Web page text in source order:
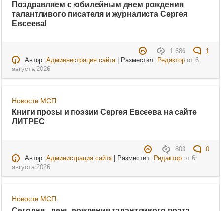
Поздравляем с юбилейным днем рождения
талантливого писателя и журналиста Сергея
Евсеева!
1 686
1
Автор: Адмиинистрация сайта| Разместил: Редакторот 6
августа 2026
Новости МСП
Книги прозы и поэзии Сергея Евсеева на сайте
ЛИТРЕС
803
0
Автор: Администрация сайта| Разместил: Редакторот 6
августа 2026
Новости МСП